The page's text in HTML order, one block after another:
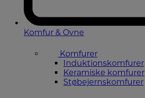
Komfur & Ovne
Komfurer
Induktionskomfurer
Keramiske komfurer
Støbejernskomfurer